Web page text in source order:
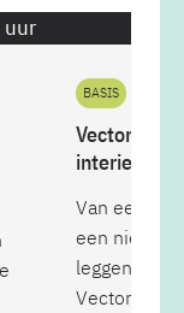
uur
BASIS
Van een
een nieuw
leggen je